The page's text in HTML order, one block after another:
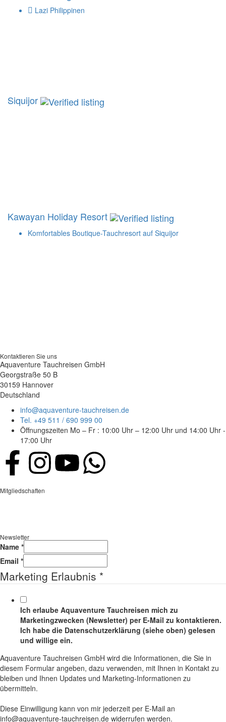
Lazi Philippinen
Siquijor
Kawayan Holiday Resort
Komfortables Boutique-Tauchresort auf Siquijor
Kontaktieren Sie uns
Aquaventure Tauchreisen GmbH
Georgstraße 50 B
30159 Hannover
Deutschland
info@aquaventure-tauchreisen.de
Tel. +49 511 / 690 999 00
Öffnungszeiten Mo – Fr : 10:00 Uhr – 12:00 Uhr und 14:00 Uhr -
17:00 Uhr
Mitgliedschaften
Newsletter
Name *
Email *
Marketing Erlaubnis *
Ich erlaube Aquaventure Tauchreisen mich zu
Marketingzwecken (Newsletter) per E-Mail zu kontaktieren.
Ich habe die Datenschutzerklärung (siehe oben) gelesen
und willige ein.
Aquaventure Tauchreisen GmbH wird die Informationen, die Sie in
diesem Formular angeben, dazu verwenden, mit Ihnen in Kontakt zu
bleiben und Ihnen Updates und Marketing-Informationen zu
übermitteln.
Diese Einwilligung kann von mir jederzeit per E-Mail an
info@aquaventure-tauchreisen.de widerrufen werden.